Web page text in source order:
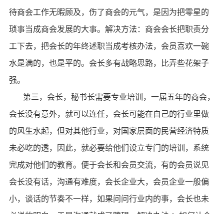
待商会工作无暇顾及，伤了商会的元气，是因为把零星的
琐事当成商会发展的大事。解决方法：商会会长把职责分
工下去，把会长的年终述职当成考核办法，会员喜欢一碗
水是满的，也是平的。会长多有战略思路，比弄些花架子
强。
第三，会长，秘书长需要专业培训，一届五年的商会，
会长没有意外，就可以连任，会长可能在自己的行业里做
的风生水起，但对其他行业，对国家层面的民营经济特质
未必吃的透，因此，就必要给他们设立专门的培训，系统
完成对他们的教育。便于会长和会员交流，有的会员说见
会长没有话，沟通有难度，会长企业大，会员企业一般偏
小，谈话的节奏不一样，如果问问行业内的事，会长也未